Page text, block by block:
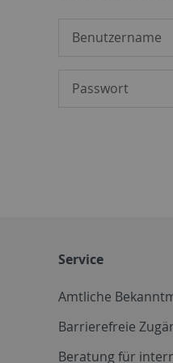
Service
Amtliche
Barrierefreie
Beratung für